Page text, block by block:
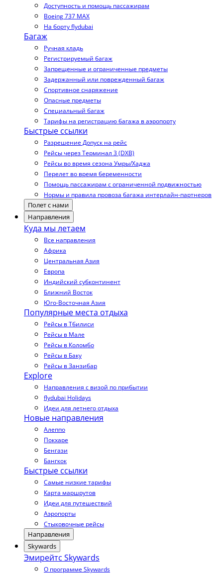
Доступность и помощь пассажирам
Boeing 737 MAX
На борту flydubai
Багаж
Ручная кладь
Регистрируемый багаж
Запрещенные и ограниченные предметы
Задержанный или поврежденный багаж
Спортивное снаряжение
Опасные предметы
Специальный багаж
Тарифы на регистрацию багажа в аэропорту
Быстрые ссылки
Разрешение Допуск на рейс
Рейсы через Терминал 3 (DXB)
Рейсы во время сезона Умры/Хаджа
Перелет во время беременности
Помощь пассажирам с ограниченной подвижностью
Нормы и правила провоза багажа интерлайн-партнеров
Полет с нами
Направления
Куда мы летаем
Все направления
Африка
Центральная Азия
Европа
Индийский субконтинент
Ближний Восток
Юго-Восточная Азия
Популярные места отдыха
Рейсы в Тбилиси
Рейсы в Мале
Рейсы в Коломбо
Рейсы в Баку
Рейсы в Занзибар
Explore
Направления с визой по прибытии
flydubai Holidays
Идеи для летнего отдыха
Новые направления
Алеппо
Покхаре
Бенгази
Бангкок
Быстрые ссылки
Самые низкие тарифы
Карта маршрутов
Идеи для путешествий
Аэропорты
Стыковочные рейсы
Направления
Skywards
Эмирейтс Skywards
О программе Skywards